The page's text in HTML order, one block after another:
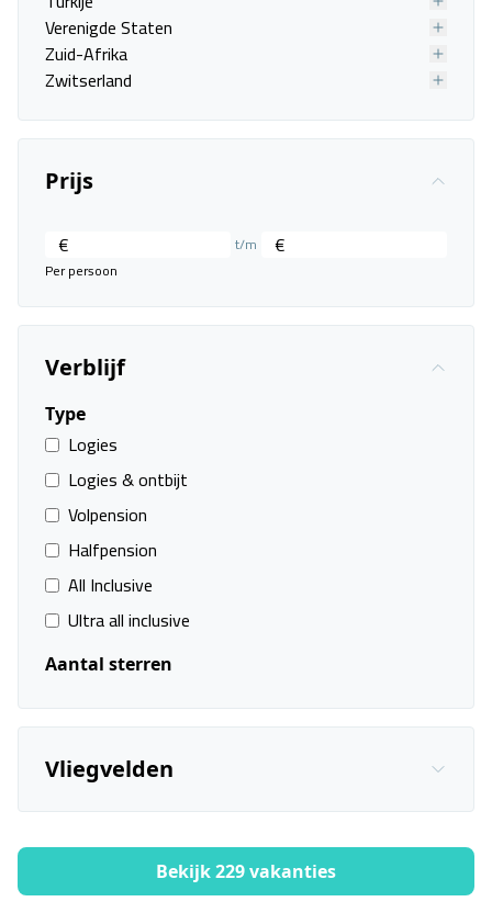
Verenigde Staten
Zuid-Afrika
Zwitserland
Prijs
€ t/m €
Per persoon
Verblijf
Type
Logies
Logies & ontbijt
Volpension
Halfpension
All Inclusive
Ultra all inclusive
Aantal sterren
Vliegvelden
Bekijk 229 vakanties
Filters
Santorini View
30 aug. - 02 sep.
Vanafprijs p.p.
€ 699,00